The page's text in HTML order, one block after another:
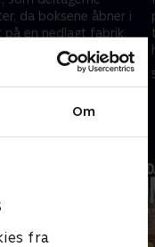
Om
fra
da boksene åbner i
på en nedlagt fabrik.
skal de vælge, hvilke
de vil udfordre
i.
2025 • 49 min